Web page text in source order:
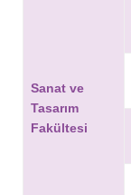
Sanat ve
Tasarım
Fakültesi